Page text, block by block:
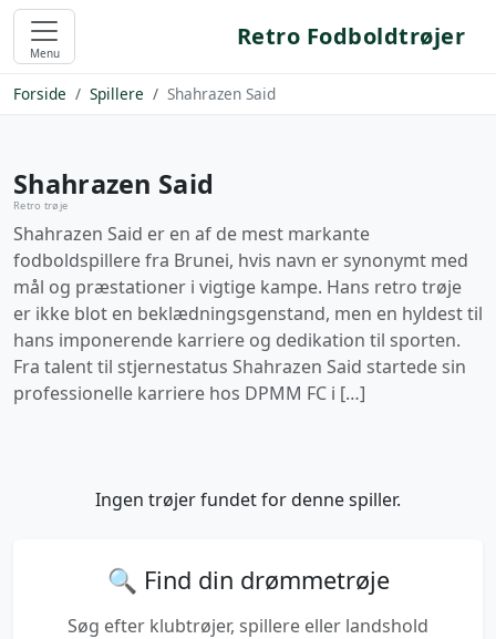
Menu
Retro Fodboldtrøjer
Forside Spillere Shahrazen Said
Shahrazen Said
Retro trøje
Shahrazen Said er en af de mest markante
fodboldspillere fra Brunei, hvis navn er synonymt med
mål og præstationer i vigtige kampe. Hans retro trøje
er ikke blot en beklædningsgenstand, men en hyldest til
hans imponerende karriere og dedikation til sporten.
Fra talent til stjernestatus Shahrazen Said startede sin
professionelle karriere hos DPMM FC i […]
Ingen trøjer fundet for denne spiller.
🔍 Find din drømmetrøje
Søg efter klubtrøjer, spillere eller landshold